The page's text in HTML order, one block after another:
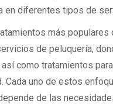
en diferentes tipos de
más
de peluquería,
como tratamientos
Cada uno de estos
de las